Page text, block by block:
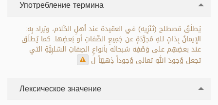
Употребление термина
يُطلَقُ مُصطلح (تَنْزِيه) في العقيدة عند أهلِ الكَلام، ويُراد بِه:
الإيمانُ بِذاتٍ للهِ مُجرَّدَةٍ عن جَمِيعِ الصِّفاتِ أو بَعضِها. كما يُطلَق
عند بعضِهِم على وَصْفِه سُبحانَه بأنواعِ الصِفاتِ السّلبِيَّةِ التي
تجعل وُجودَ اللهِ تعالى وُجوداً ذِهنِيّاً ل
Лексическое значение